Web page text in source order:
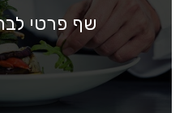
שף פרטי